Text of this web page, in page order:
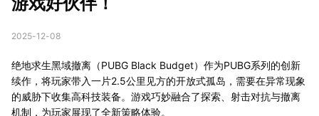
2025-12-08
绝地求生黑域撤离（PUBG Black Budget）作为PUBG系列的创新
续作，将玩家带入一片2.5公里见方的开放式孤岛，需要在异常现象
的威胁下收集高科技装备。游戏巧妙融合了探索、射击对抗与撤离
机制，为玩家展现了全新策略体验。